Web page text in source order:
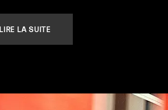
LIRE LA SUITE